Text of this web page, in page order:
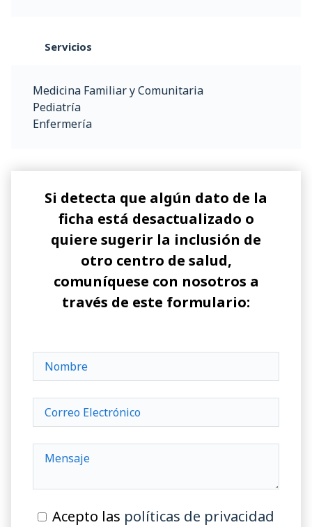
Servicios
Medicina Familiar y Comunitaria
Pediatría
Enfermería
Si detecta que algún dato de la
ficha está desactualizado o
quiere sugerir la inclusión de
otro centro de salud,
comuníquese con nosotros a
través de este formulario:
Acepto las políticas de privacidad